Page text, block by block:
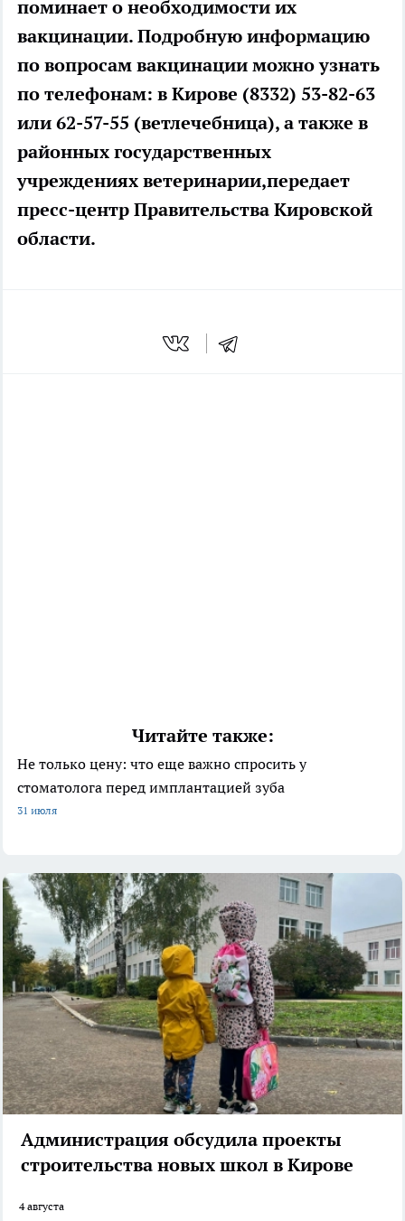
поминает о необходимости их
вакцинации. Подробную информацию
по вопросам вакцинации можно узнать
по телефонам: в Кирове (8332) 53-82-63
или 62-57-55 (ветлечебница), а также в
районных государственных
учреждениях ветеринарии,передает
пресс-центр Правительства Кировской
области.
Читайте также:
Не только цену: что еще важно спросить у
стоматолога перед имплантацией зуба
31 июля
Администрация обсудила проекты
строительства новых школ в Кирове
4 августа